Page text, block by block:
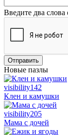
Введите два слова
Отправить
Новые пазлы
visibility142
Клен и камушки
visibility205
Мама с дочей